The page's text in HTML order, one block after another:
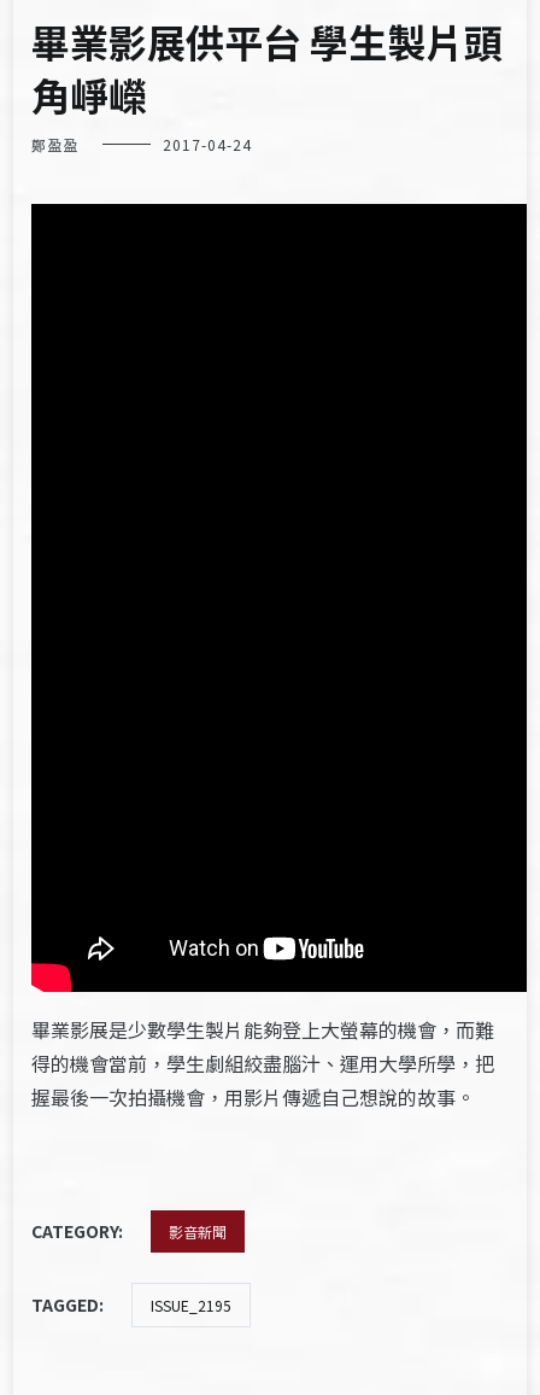
畢業影展供平台 學生製片頭
角崢嶸
鄭盈盈 2017-04-24
畢業影展是少數學生製片能夠登上大螢幕的機會，而難
得的機會當前，學生劇組絞盡腦汁、運用大學所學，把
握最後一次拍攝機會，用影片傳遞自己想說的故事。
CATEGORY: 影音新聞
TAGGED: ISSUE_2195